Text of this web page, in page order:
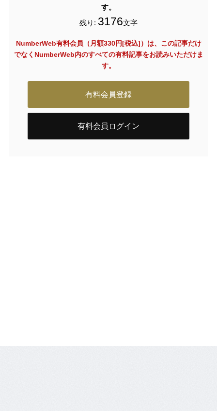
す。
残り: 3176文字
NumberWeb有料会員（月額330円[税込]）は、この記事だけ
でなく NumberWeb内のすべての有料記事をお読みいただけま
す。
有料会員登録
有料会員ログイン